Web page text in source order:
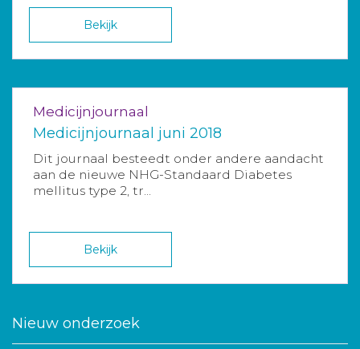
Bekijk
Medicijnjournaal
Medicijnjournaal juni 2018
Dit journaal besteedt onder andere aandacht
aan de nieuwe NHG-Standaard Diabetes
mellitus type 2, tr...
Bekijk
Nieuw onderzoek